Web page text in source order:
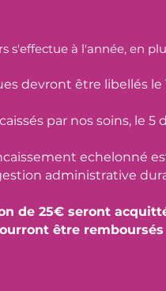
s'effectue à l'année, en
devront être libellés le
par nos soins, le
echelonné
administrative
de 25€ seront
être remboursés